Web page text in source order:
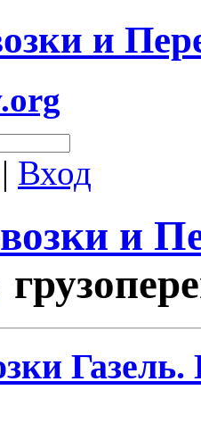
и
| Вход
и